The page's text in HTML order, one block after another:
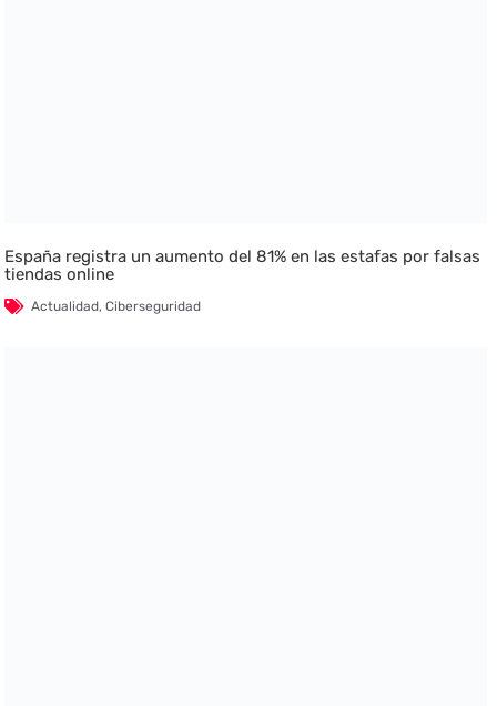
España registra un aumento del 81% en las estafas por falsas
tiendas online
Actualidad,Ciberseguridad